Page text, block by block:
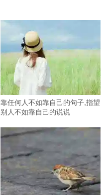
靠任何人不如靠自己的句子,指望
别人不如靠自己的说说